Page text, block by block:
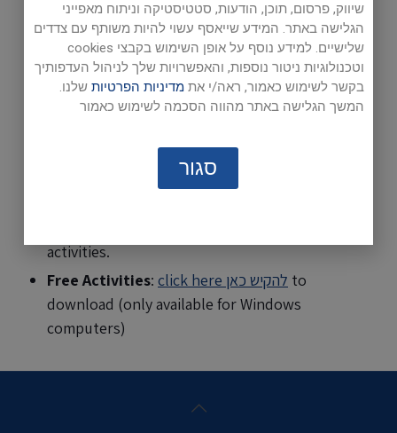
To assist in enriching your
English lessons, ECB Online
activities.
Free Activities: click here להקיש כאן to
download (only available for Windows
computers)
סגור
שיווק, פרסום, תוכן, הודעות, סטטיסטיקה וניתוח מאפייני
הגלישה באתר. המידע שייאסף עשוי להיות משותף עם צדדים
שלישיים. למידע נוסף על אופן השימוש בקבצי cookies
וטכנולוגיות ניטור נוספות, והאפשרויות שלך לניהול העדפותיך
בקשר לשימוש כאמור, ראה/י את מדיניות הפרטיותשלנו.
המשך הגלישה באתר מהווה הסכמה לשימוש כאמור